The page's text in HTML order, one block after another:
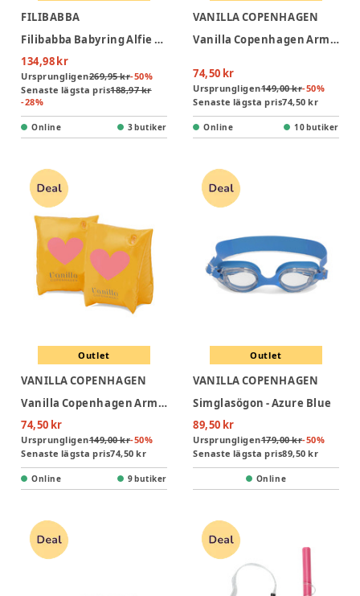
FILIBABBA
Filibabba Babyring Alfie – Unicorn Shores
134,98 kr
Ursprungligen269,95 kr-50%
Senaste lägsta pris188,97 kr
-28%
Online 3 butiker
VANILLA COPENHAGEN
Vanilla Copenhagen Armpuffar - Neon Craby
74,50 kr
Ursprungligen149,00 kr-50%
Senaste lägsta pris74,50 kr
Online 10 butiker
Outlet
VANILLA COPENHAGEN
Vanilla Copenhagen Armpuffar - Neon Hearts
74,50 kr
Ursprungligen149,00 kr-50%
Senaste lägsta pris74,50 kr
Online 9 butiker
Outlet
VANILLA COPENHAGEN
Simglasögon - Azure Blue
89,50 kr
Ursprungligen179,00 kr-50%
Senaste lägsta pris89,50 kr
Online